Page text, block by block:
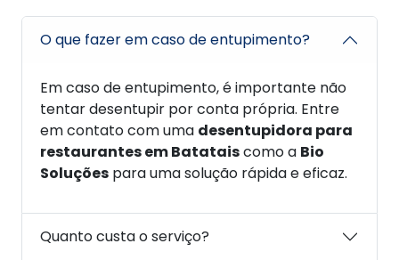
O que fazer em caso de entupimento?
Em caso de entupimento, é importante não
tentar desentupir por conta própria. Entre
em contato com uma desentupidora para
restaurantes em Batataiscomo a Bio
Soluções para uma solução rápida e eficaz.
Quanto custa o serviço?